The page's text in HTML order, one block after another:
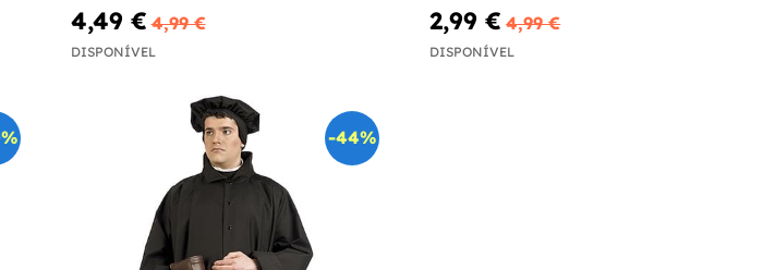
4,49 € 4,99 €
DISPONÍVEL
2,99 € 4,99 €
DISPONÍVEL
-44%